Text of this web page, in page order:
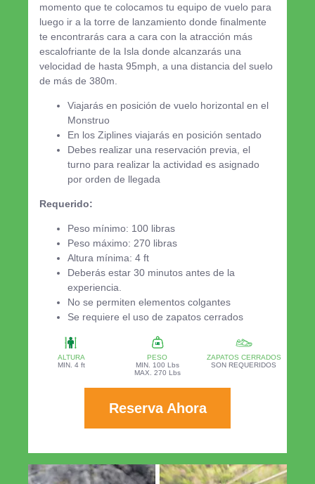
momento que te colocamos tu equipo de vuelo para
luego ir a la torre de lanzamiento donde finalmente
te encontrarás cara a cara con la atracción más
escalofriante de la Isla donde alcanzarás una
velocidad de hasta 95mph, a una distancia del suelo
de más de 380m.
Viajarás en posición de vuelo horizontal en el
Monstruo
En los Ziplines viajarás en posición sentado
Debes realizar una reservación previa, el
turno para realizar la actividad es asignado
por orden de llegada
Requerido:
Peso mínimo: 100 libras
Peso máximo: 270 libras
Altura mínima: 4 ft
Deberás estar 30 minutos antes de la
experiencia.
No se permiten elementos colgantes
Se requiere el uso de zapatos cerrados
ALTURA
MIN. 4 ft
PESO
MIN. 100 Lbs
MAX. 270 Lbs
ZAPATOS CERRADOS
SON REQUERIDOS
Reserva Ahora